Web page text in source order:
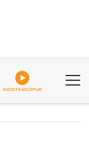
ASCOLTA GOLDPLAY